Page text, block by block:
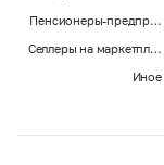
Пенсионеры-предпр…
Селлеры на маркетпл…
Иное